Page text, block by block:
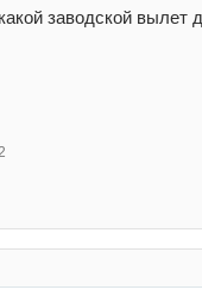
заводской вылет